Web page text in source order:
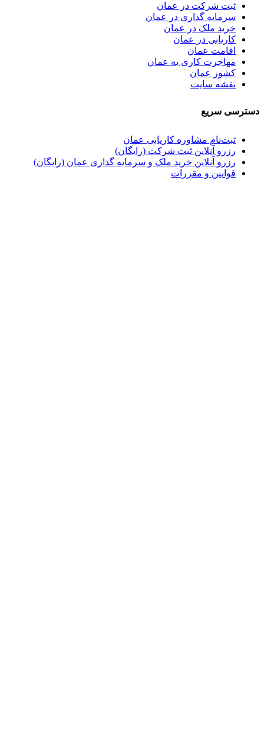
ثبت شرکت در عمان
سرمایه گذاری در عمان
خرید ملک در عمان
کاریابی در عمان
اقامت عمان
مهاجرت کاری به عمان
کشور عمان
نقشه سایت
دسترسی سریع
ثبت‌نام مشاوره کاریابی عمان
رزرو آنلاین ثبت شرکت (رایگان)
رزرو آنلاین خرید ملک و سرمایه گذاری عمان (رایگان)
قوانین و مقررات